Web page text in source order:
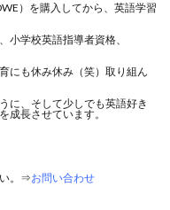
）を購入してから、英語学習
小学校英語指導者資格、
にも休み休み（笑）取り組ん
に、そして少しでも英語好き
成長させています。
い。⇒お問い合わせ